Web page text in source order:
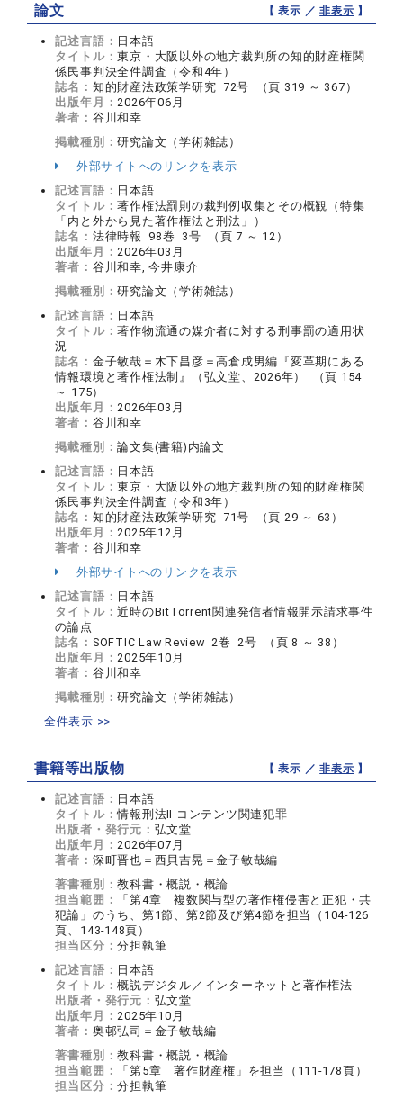
論文 【 表示 ／非表示 】
記述言語： 日本語
タイトル：東京・大阪以外の地方裁判所の知的財産権関
係民事判決全件調査（令和4年）
誌名： 知的財産法政策学研究 72号 （頁 319 ～ 367）
出版年月：2026年06月
著者： 谷川和幸
掲載種別：研究論文（学術雑誌）
外部サイトへのリンクを表示
記述言語： 日本語
タイトル：著作権法罰則の裁判例収集とその概観（特集
「内と外から見た著作権法と刑法」）
誌名： 法律時報 98巻 3号 （頁 7 ～ 12）
出版年月：2026年03月
著者： 谷川和幸, 今井康介
掲載種別：研究論文（学術雑誌）
記述言語： 日本語
タイトル：著作物流通の媒介者に対する刑事罰の適用状
況
誌名： 金子敏哉＝木下昌彦＝高倉成男編『変革期にある
情報環境と著作権法制』（弘文堂、2026年） （頁 154
～ 175）
出版年月：2026年03月
著者： 谷川和幸
掲載種別：論文集(書籍)内論文
記述言語： 日本語
タイトル：東京・大阪以外の地方裁判所の知的財産権関
係民事判決全件調査（令和3年）
誌名： 知的財産法政策学研究 71号 （頁 29 ～ 63）
出版年月：2025年12月
著者： 谷川和幸
外部サイトへのリンクを表示
記述言語： 日本語
タイトル：近時のBitTorrent関連発信者情報開示請求事件
の論点
誌名： SOFTIC Law Review 2巻 2号 （頁 8 ～ 38）
出版年月：2025年10月
著者： 谷川和幸
掲載種別：研究論文（学術雑誌）
全件表示 >>
書籍等出版物 【 表示 ／非表示 】
記述言語： 日本語
タイトル：情報刑法Ⅱ コンテンツ関連犯罪
出版者・発行元： 弘文堂
出版年月：2026年07月
著者： 深町晋也＝西貝吉晃＝金子敏哉編
著書種別：教科書・概説・概論
担当範囲：
「第4章 複数関与型の著作権侵害と正犯・共
犯論」のうち、第1節、第2節及び第4節を担当（104-126
頁、143-148頁）
担当区分：分担執筆
記述言語： 日本語
タイトル：概説デジタル／インターネットと著作権法
出版者・発行元： 弘文堂
出版年月：2025年10月
著者： 奥邨弘司＝金子敏哉編
著書種別：教科書・概説・概論
担当範囲：
「第5章 著作財産権」を担当（111-178頁）
担当区分：分担執筆